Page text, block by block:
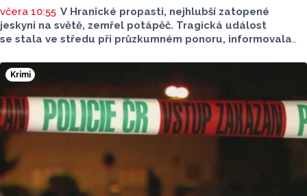
včera 10:55 V Hranické propasti, nejhlubší zatopené
jeskyni na světě, zemřel potápěč. Tragická událost
se stala ve středu při průzkumném ponoru, informovala
bylo vyzvednuto v noci na dnešek z hloubky 186 metrů.
Na případ upozornil server Novinky.cz. Policie případ
vyšetřuje pro trestný čin usmrcení z nedbalosti, řekla dnes
ČTK policejní mluvčí Miluše Zajícová. Muž byl letecký
záchranář, speleo potápěč a hasič z centrální hasičské
stanice v Kladně, uvedli na sociální síti středočeští hasiči.
Krimi